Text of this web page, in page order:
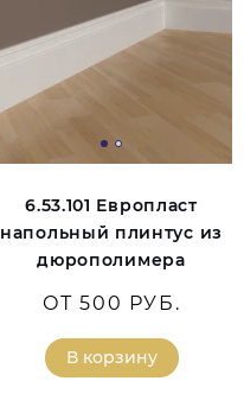
6.53.101 Европласт
напольный плинтус из
дюрополимера
ОТ 500 РУБ.
В корзину